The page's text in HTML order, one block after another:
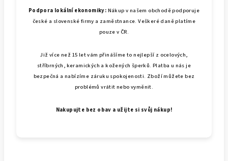
Podpora lokální ekonomiky: Nákup v našem obchodě podporuje
české a slovenské firmy a zaměstnance. Veškeré daně platíme
pouze v ČR.
Již více než 15 let vám přinášíme to nejlepší z ocelových,
stříbrných, keramických a kožených šperků. Platba u nás je
bezpečná a nabízíme záruku spokojenosti. Zboží můžete bez
problémů vrátit nebo vyměnit.
Nakupujte bez obav a užijte si svůj nákup!